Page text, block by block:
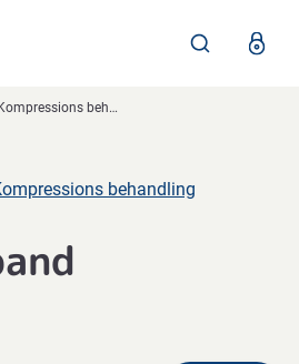
behandling
behandling